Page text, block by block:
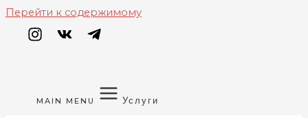
Перейти к содержимому
MAIN MENU Услуги